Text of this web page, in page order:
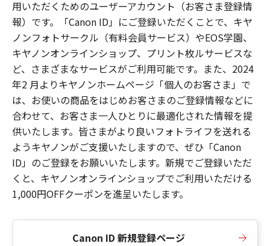
用いただくためのユーザーアカウント（お客さま登録情
報）です。「Canon ID」にご登録いただくことで、キヤ
ノンフォトサークル（有料会員サービス）やEOS学園、
キヤノンオンラインショップ、プリント枚ルサービスな
ど、さまざまなサービスがご利用可能です。また、2024
年2 月よりキヤノンホームページ「個人のお客さま」で
は、お使いの商品をはじめお客さまのご登録情報などに
合わせて、お客さま一人ひとりに最適化された情報を提
供いたします。皆さまがより良いフォトライフを送れる
ようキヤノンがご支援いたしますので、ぜひ「Canon
ID」のご登録をお願いいたします。新規でご登録いただ
くと、キヤノンオンラインショップでご利用いただける
1,000円OFFクーポンを進呈いたします。
Canon ID 新規登録ページ